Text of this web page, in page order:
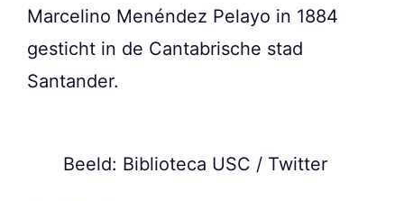
Marcelino Menéndez Pelayo in 1884
gesticht in de Cantabrische stad
Santander.
Beeld: Biblioteca USC / Twitter